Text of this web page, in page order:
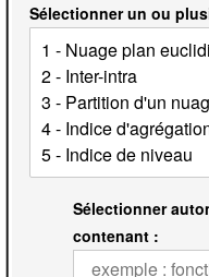
Sélectionner un ou
Sélectionner
contenant :